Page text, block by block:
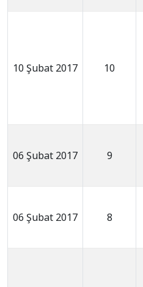
10 Şubat 2017 10
06 Şubat 2017 9
06 Şubat 2017 8